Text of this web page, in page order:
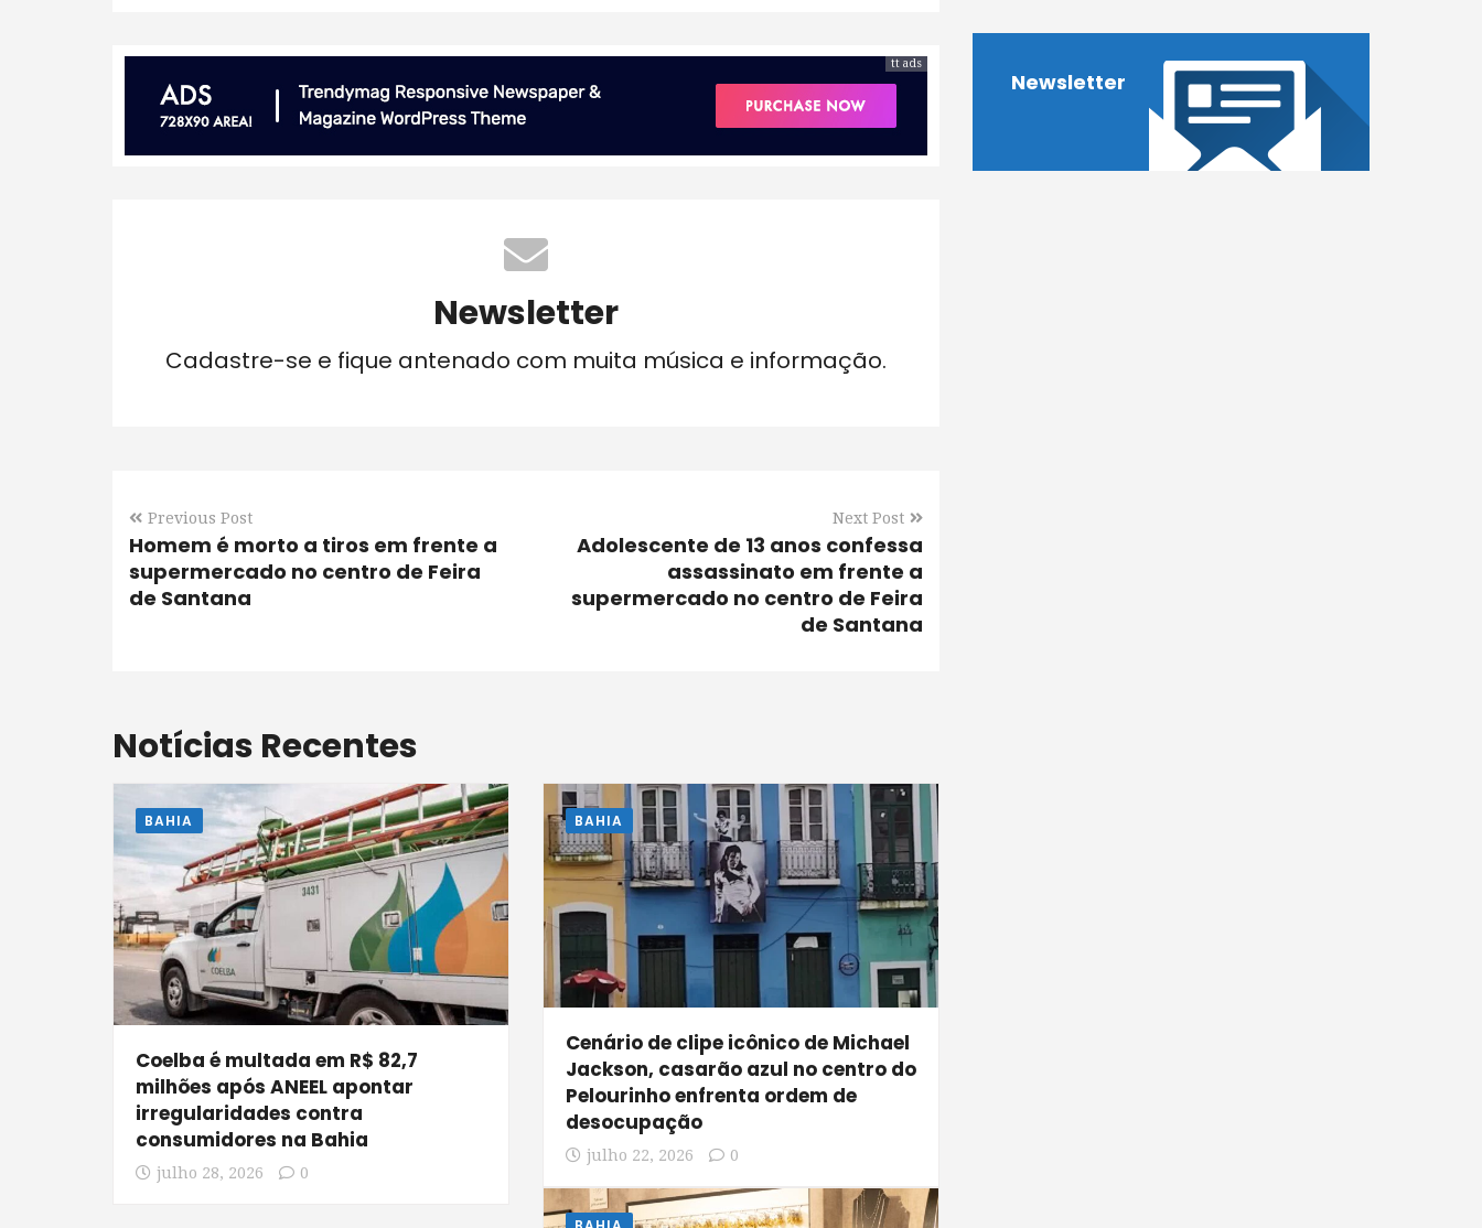
tt ads
Newsletter
Cadastre-se e fique antenado com muita música e informação.
Previous Post
Homem é morto a tiros em frente a
supermercado no centro de Feira
de Santana
Next Post
Adolescente de 13 anos confessa
assassinato em frente a
supermercado no centro de Feira
de Santana
Notícias Recentes
BAHIA
Coelba é multada em R$ 82,7
milhões após ANEEL apontar
irregularidades contra
consumidores na Bahia
julho 28, 2026 0
BAHIA
Cenário de clipe icônico de Michael
Jackson, casarão azul no centro do
Pelourinho enfrenta ordem de
desocupação
julho 22, 2026 0
Newsletter